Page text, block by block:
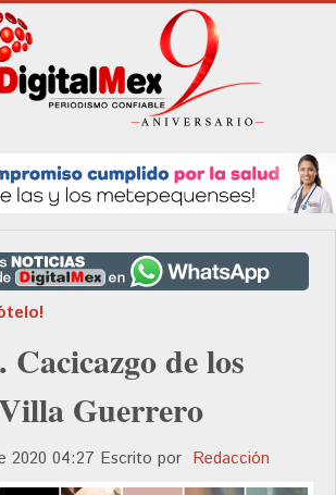
de los
Guerrero
2020 04:27 Escrito por Redacción